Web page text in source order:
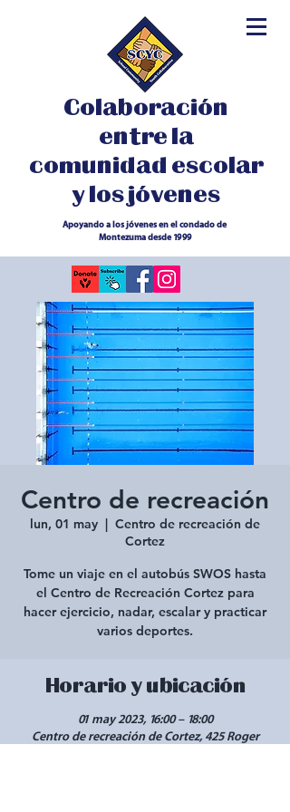
Colaboración
entre la
comunidad escolar
y los jóvenes
Apoyando a los jóvenes en el condado de
Montezuma desde 1999
Centro de recreación
lun, 01 may
  |
Centro de recreación de
Cortez
Tome un viaje en el autobús SWOS hasta
el Centro de Recreación Cortez para
hacer ejercicio, nadar, escalar y practicar
varios deportes.
Horario y ubicación
01 may 2023, 16:00 – 18:00
Centro de recreación de Cortez, 425 Roger